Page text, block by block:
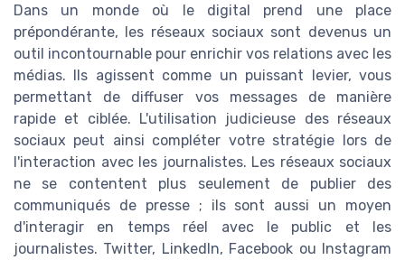
Dans un monde où le digital prend une place
prépondérante, les réseaux sociaux sont devenus un
outil incontournable pour enrichir vos relations avec les
médias. Ils agissent comme un puissant levier, vous
permettant de diffuser vos messages de manière
rapide et ciblée. L'utilisation judicieuse des réseaux
sociaux peut ainsi compléter votre stratégie lors de
l'interaction avec les journalistes. Les réseaux sociaux
ne se contentent plus seulement de publier des
communiqués de presse ; ils sont aussi un moyen
d'interagir en temps réel avec le public et les
journalistes. Twitter, LinkedIn, Facebook ou Instagram